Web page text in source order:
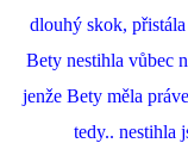
dlouhý skok,
Bety nestihla vůbec
jenže Bety měla
tedy.. nestihla